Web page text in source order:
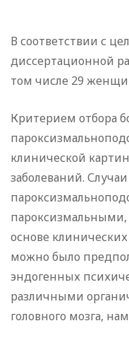
В соответствии с
диссертационной
том числе 29
Критерием отбора
клинической
заболеваний.
пароксизмальными,
основе
можно было
эндогенных
различными
головного мозга,